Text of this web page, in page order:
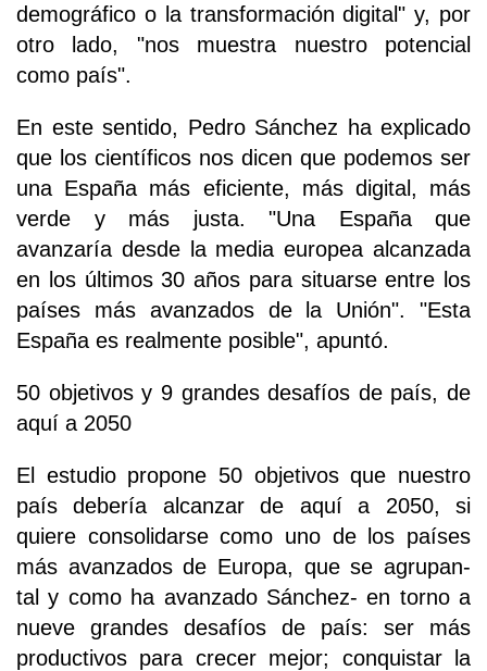
demográfico o la transformación digital" y, por
otro lado, "nos muestra nuestro potencial
como país".
En este sentido, Pedro Sánchez ha explicado
que los científicos nos dicen que podemos ser
una España más eficiente, más digital, más
verde y más justa. "Una España que
avanzaría desde la media europea alcanzada
en los últimos 30 años para situarse entre los
países más avanzados de la Unión". "Esta
España es realmente posible", apuntó.
50 objetivos y 9 grandes desafíos de país, de
aquí a 2050
El estudio propone 50 objetivos que nuestro
país debería alcanzar de aquí a 2050, si
quiere consolidarse como uno de los países
más avanzados de Europa, que se agrupan-
tal y como ha avanzado Sánchez- en torno a
nueve grandes desafíos de país: ser más
productivos para crecer mejor; conquistar la